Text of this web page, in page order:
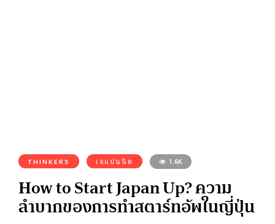
THINKERS เจแปนนิด 1.6K
How to Start Japan Up? ความ
ลำบากของการทำสตาร์ทอัพในญี่ปุ่น